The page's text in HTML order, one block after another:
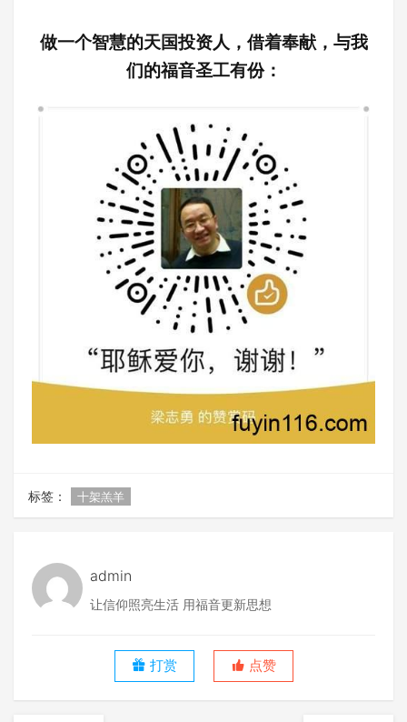
做一个智慧的天国投资人，借着奉献，与我
们的福音圣工有份：
标签： 十架羔羊
admin
让信仰照亮生活 用福音更新思想
打赏 点赞